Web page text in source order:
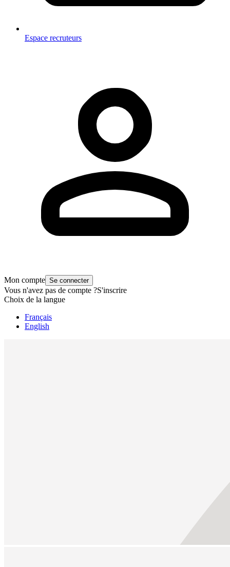
Espace recruteurs
Mon compte Se connecter
Vous n'avez pas de compte ?S'inscrire
Choix de la langue
Français
English